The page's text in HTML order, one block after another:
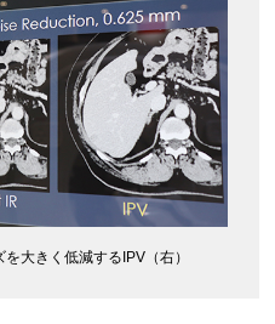
大きく低減するIPV（右）